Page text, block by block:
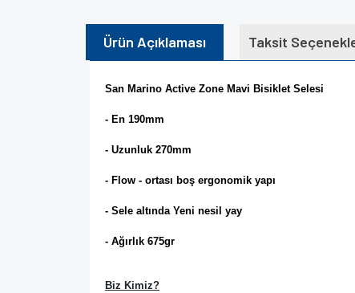
Ürün Açıklaması Taksit
San Marino Active Zone Mavi Bisiklet Selesi
- En 190mm
- Uzunluk 270mm
- Flow - ortası boş ergonomik yapı
- Sele altında Yeni nesil yay
- Ağırlık 675gr
Biz Kimiz?